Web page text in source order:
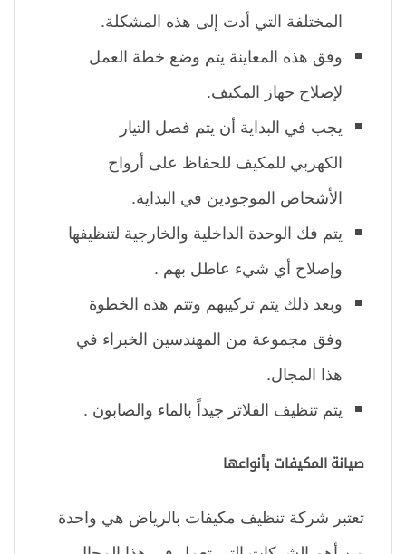
المختلفة التي أدت إلى هذه المشكلة.
وفق هذه المعاينة يتم وضع خطة العمل
لإصلاح جهاز المكيف.
يجب في البداية أن يتم فصل التيار
الكهربي للمكيف للحفاظ على أرواح
الأشخاص الموجودين في البداية.
يتم فك الوحدة الداخلية والخارجية لتنظيفها
وإصلاح أي شيء عاطل بهم .
وبعد ذلك يتم تركيبهم وتتم هذه الخطوة
وفق مجموعة من المهندسين الخبراء في
هذا المجال.
يتم تنظيف الفلاتر جيداً بالماء والصابون .
صيانة المكيفات بأنواعها
تعتبر شركة تنظيف مكيفات بالرياض هي واحدة